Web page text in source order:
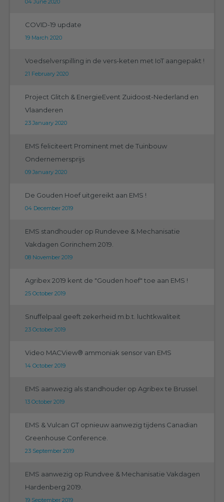
COVID-19 update
19 March 2020
Voedselverspilling in de vers-keten met IoT aangepakt !
21 February 2020
Project Glitch & EnergieEvent Zuidoost-Nederland en
Vlaanderen
23 January 2020
EMS feliciteert Prominent met de Tuinbouw
Ondernemersprijs
09 January 2020
De Gouden Hoef uitgereikt aan EMS !
04 December 2019
EMS standhouder op Rundevee & Mechanisatie
Vakdagen Gorinchem 2019.
08 November 2019
Agribex 2019 kent de "Gouden hoef" toe aan EMS !
25 October 2019
Snuffelpaal geeft zekerheid m.b.t. luchtkwaliteit
23 October 2019
Video MACView® ammoniak sensor van EMS
14 October 2019
EMS aanwezig als standhouder op Agribex te Brussel.
13 October 2019
EMS & Vulcan GT opnieuw aanwezig tijdens Canadian
Greenhouse Conference.
23 September 2019
EMS aanwezig op Rundvee & Mechanisatie Vakdagen
Hardenberg 2019.
19 September 2019